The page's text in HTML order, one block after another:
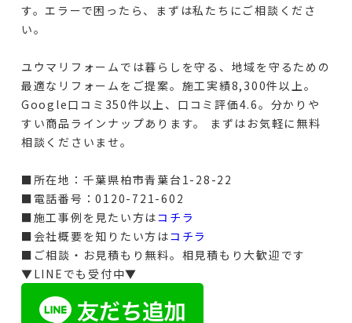
す。エラーで困ったら、まずは私たちにご相談くださ
い。
ユウマリフォームでは暮らしを守る、地域を守るための
最適なリフォームをご提案。施工実績8,300件以上。
Google口コミ350件以上、口コミ評価4.6。分かりや
すい商品ラインナップあります。 まずはお気軽に無料
相談くださいませ。
■所在地：千葉県柏市青葉台1-28-22
■電話番号：0120-721-602
■施工事例を見たい方はコチラ
■会社概要を知りたい方はコチラ
■ご相談・お見積もり無料。相見積もり大歓迎です
▼LINEでも受付中▼